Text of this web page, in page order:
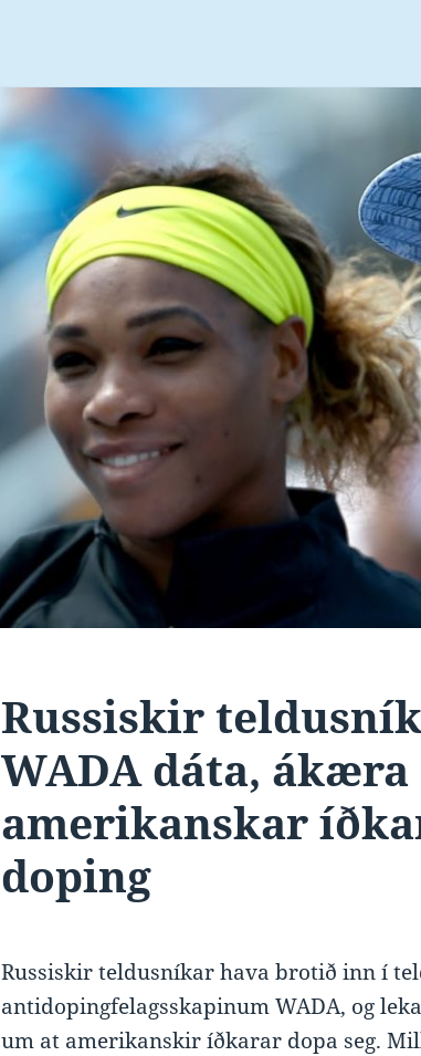
Russiskir
WADA dáta, ákæra
amerikanskar
doping
Russiskir teldusníkar hava brotið inn í
antidopingfelagsskapinum WADA, og
um at amerikanskir íðkarar dopa seg.